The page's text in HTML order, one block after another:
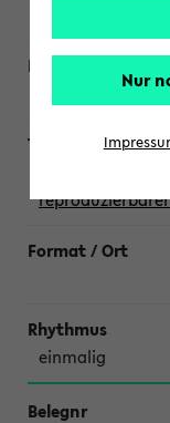
Katja
einmalig
Nur